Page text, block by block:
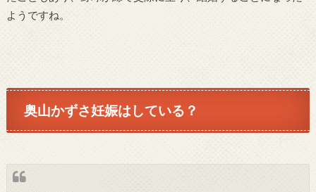
ようですね。
奥山かずさ妊娠はしている？